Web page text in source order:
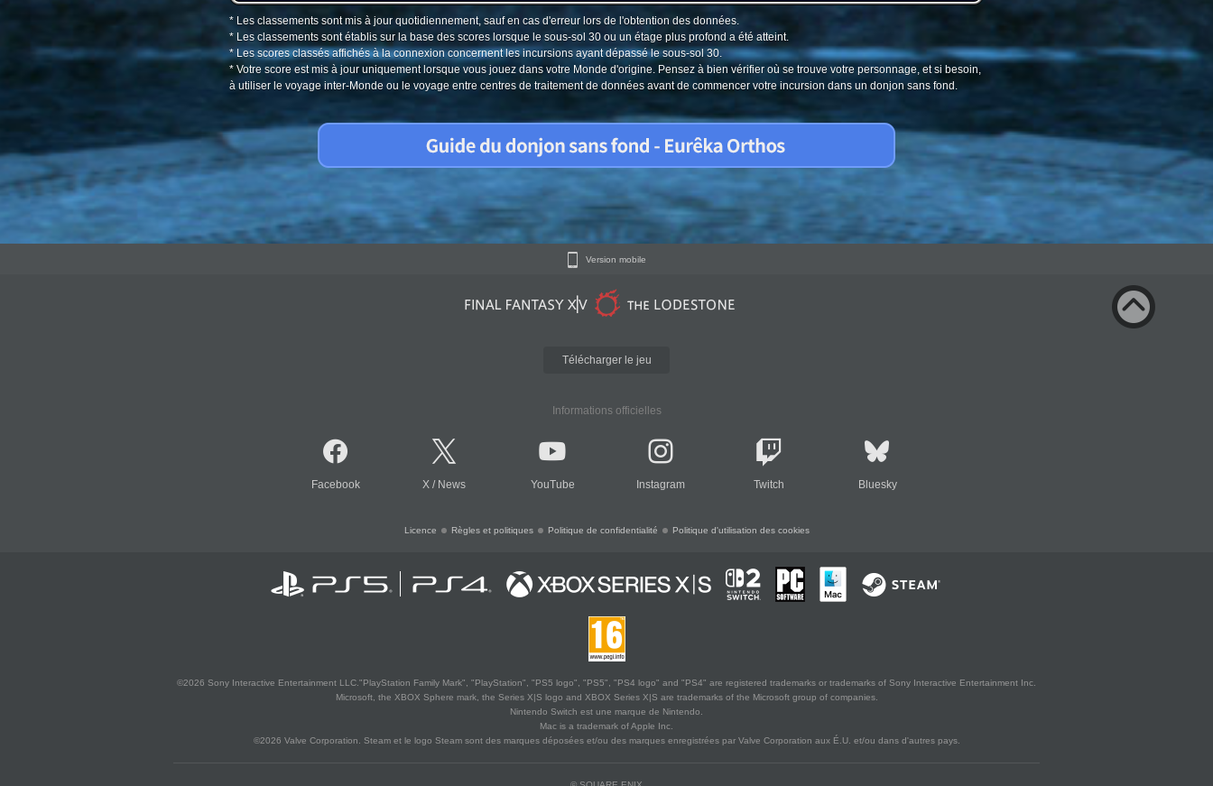
* Les classements sont mis à jour quotidiennement, sauf en cas d'erreur lors de l'obtention des données.
* Les classements sont établis sur la base des scores lorsque le sous-sol 30 ou un étage plus profond a été atteint.
* Les scores classés affichés à la connexion concernent les incursions ayant dépassé le sous-sol 30.
* Votre score est mis à jour uniquement lorsque vous jouez dans votre Monde d'origine. Pensez à bien vérifier où se trouve votre personnage, et si besoin,
à utiliser le voyage inter-Monde ou le voyage entre centres de traitement de données avant de commencer votre incursion dans un donjon sans fond.
Version mobile
Télécharger le jeu
Informations officielles
Facebook X / News YouTube Instagram Twitch Bluesky
Licence Règles et politiques Politique de confidentialité Politique d'utilisation des cookies
©2026 Sony Interactive Entertainment LLC."PlayStation Family Mark", "PlayStation", "PS5 logo", "PS5", "PS4 logo" and "PS4" are registered trademarks or trademarks of Sony Interactive Entertainment Inc.
Microsoft, the XBOX Sphere mark, the Series X|S logo and XBOX Series X|S are trademarks of the Microsoft group of companies.
Nintendo Switch est une marque de Nintendo.
Mac is a trademark of Apple Inc.
©2026 Valve Corporation. Steam et le logo Steam sont des marques déposées et/ou des marques enregistrées par Valve Corporation aux É.U. et/ou dans d'autres pays.